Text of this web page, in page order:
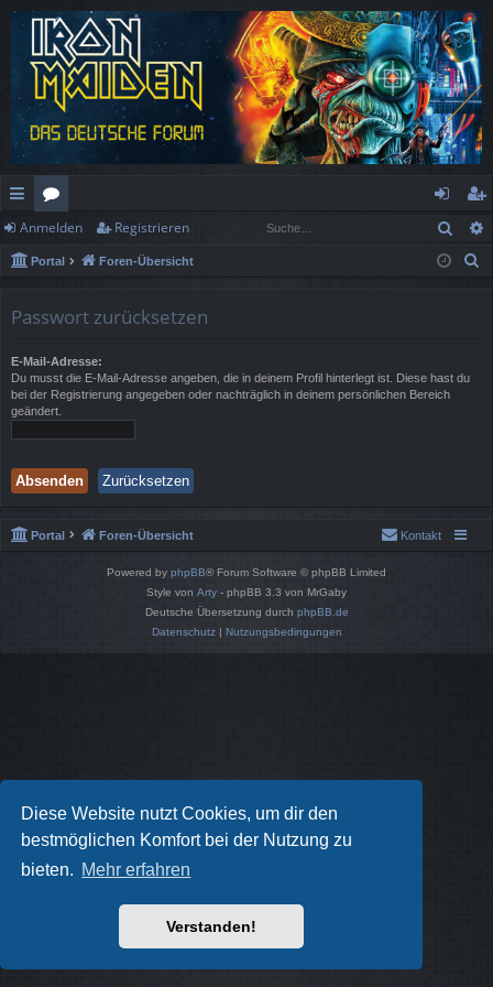
Diese Website nutzt Cookies, um dir den
bestmöglichen Komfort bei der Nutzung zu
bieten. Mehr erfahren
Verstanden!
ch
ne
rif
f
or
en
n
m
n
eg
ist
Anmelden Registrieren
Portal Foren-Übersicht
Passwort zurücksetzen
E-Mail-Adresse:
Du musst die E-Mail-Adresse angeben, die in deinem Profil hinterlegt ist. Diese hast du
bei der Registrierung angegeben oder nachträglich in deinem persönlichen Bereich
geändert.
Portal Foren-Übersicht Kontakt
Powered by phpBB® Forum Software © phpBB Limited
Style von Arty - phpBB 3.3 von MrGaby
Deutsche Übersetzung durch phpBB.de
Datenschutz| Nutzungsbedingungen